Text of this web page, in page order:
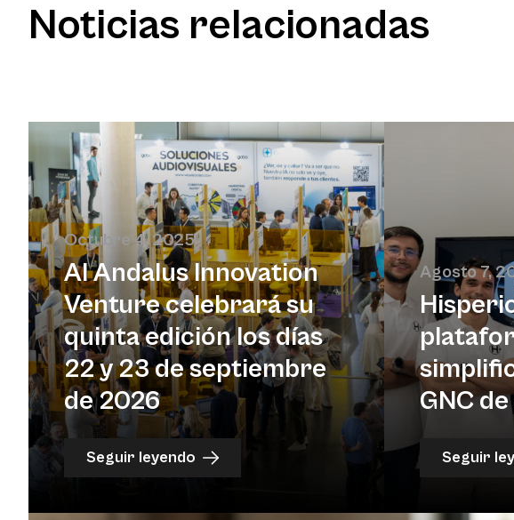
Noticias relacionadas
Octubre 4, 2025
Al Andalus Innovation
Venture celebrará su
quinta edición los días
22 y 23 de septiembre
de 2026
Seguir leyendo
Agosto 7,
GNC
Seguir